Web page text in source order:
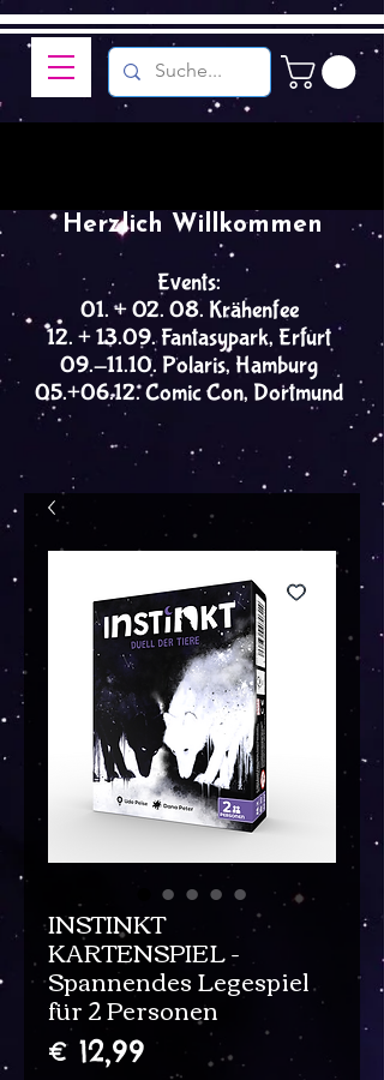
Events:
01. + 02. 08. Krähenfee
12. + 13.09. Fantasypark, Erfurt
09.-11.10. Polaris, Hamburg
05.+06.12. Comic Con, Dortmund
Herzlich Willkommen
INSTINKT
KARTENSPIEL -
Spannendes Legespiel
für 2 Personen
€ 12,99